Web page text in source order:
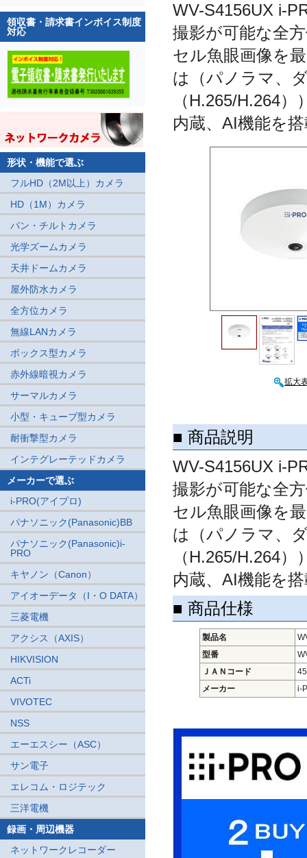
領収書・請求書インボイス制度
対応
形状・機能で選ぶ
フルHD（2M以上）カメラ
HD（1M）カメラ
パン・チルトカメラ
光学ズームカメラ
天井ドームカメラ
屋外防水カメラ
全方位カメラ
無線LANカメラ
ボックス型カメラ
赤外線暗視カメラ
サーマルカメラ
小型・キューブ型カメラ
耐衝撃型カメラ
インテグレーテッドカメラ
メーカーで選ぶ
i-PRO(アイプロ)
パナソニック(Panasonic)BB
パナソニック(Panasonic)i-
PRO
キヤノン（Canon）
アイオーデータ（I・O DATA）
三菱電機
アクシス（AXIS）
HIKVISION
ACTi
VIVOTEC
NSS
エーエスシー（ASC）
サン電子
エレコム・ロジテック
三洋電機
録画・周辺機器
ネットワークレコーダー
WV-S4156UX i-
撮影が可能な全
セル魚眼画像を
は（パノラマ、
（H.265/H.264
内蔵、AI機能を
拡大
■ 商品説明
WV-S4156UX i-
撮影が可能な全
セル魚眼画像を
は（パノラマ、
（H.265/H.264
内蔵、AI機能を
■ 商品仕様
製品名
型番
ＪＡＮコード
メーカー
i-